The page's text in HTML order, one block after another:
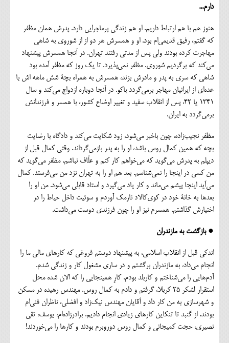
دارم...
هنوز هم با ‌هم ارتباط داریم. او هم زندگی پرماجرایی دارد. پدرش همان مظفر
که گفتم، رفیق قدیمی‌ام بود. او و همسرش هر دو از از شوروی به شاهی
مهاجرت کرده بودند ولی پس از مدتی رفتند تهران. در آنجا همسرش پیشنهاد
می‌کند که برگردیم شوروی. مظفر نمی‌پذیرد. تا یک روز که مظفر آمده بود
شاهی که سری به پدر و مادرش بزند، همسرش به همراه بچة شش ماهه اش با
عده‌ای از ایرانیان مهاجر برمی‌گردد باکو. در آنجا دوباره ازدواج می‌کند و سال
۱۳۴۱ یا ۴۲، پس از انقلاب سفید و تغییر اوضاع کشور، با همسر و فرزندانش
برمی‌گردد به ایران.
مظفر نجیب‌زاده، چون باخبر می‌شود، زود شکایت می‌کند و دادگاه با رضایت
بچه که همین کمال روس باشد، او را به پدر بازمی‌گرداند. وقتی کمال قبل از
دیپلم به پدرش می‌گوید که می‌خواهم کار کنم و علّاف نباشم. مظفر می‌گوید که
من کسی در اینجا را نمی‌شناسم. بعد هم او را به تهران نزد من می‌فرستد. کمال
می‌آید اینجا پیشم می‌ماند و کار یاد می‌گیرد و استاد قابلی می‌شود. من او را
بعدها به خانة خود در کوی‌کالاد نارمک آوردم و سوئیت داخل حیاط را در
اختیارش گذاشتم. همسرم نیز او را چون فرزندی دوست می‌داشت.
● بازگشت به مازندران
اندکی قبل از انقلاب اسلامی، به پیشنهاد دوستم فروغی که کارهای مالی ما را
انجام می‌داد، به مازندران برگشتم و در ساری مشغول کار و زندگی شدم.
آدم‌هایی را می‌شناختم و کاربلد بودم. کارِ همینجایی را که الان شده محل
استقرار لشکر ۲۵ کربلا، گرفتم و دادم به کمال روس. مهندس رهیده در مسکن
و شهرسازی به من کار داد و آقایان مهندس نیک‌زاد و افضلی، ناظران فنی‌ام
بودند. از گنبد تا تنکاین کارهای زیادی انجام دادیم. برادر‌زاده‌ام، یوسف، تقی
نصیری، حجت کمیجانی و كمال روس دوروبرم بودند و کارها را می‌خوردند!